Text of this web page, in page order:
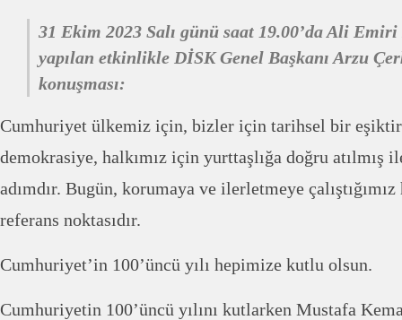
31 Ekim 2023 Salı günü saat 19.00’da Ali
yapılan etkinlikle DİSK Genel Başkanı Arzu
konuşması:
Cumhuriyet ülkemiz için, bizler için tarihsel bir
demokrasiye, halkımız için yurttaşlığa doğru
adımdır. Bugün, korumaya ve ilerletmeye
referans noktasıdır.
Cumhuriyet’in 100’üncü yılı hepimize kutlu olsun.
Cumhuriyetin 100’üncü yılını kutlarken Mustafa